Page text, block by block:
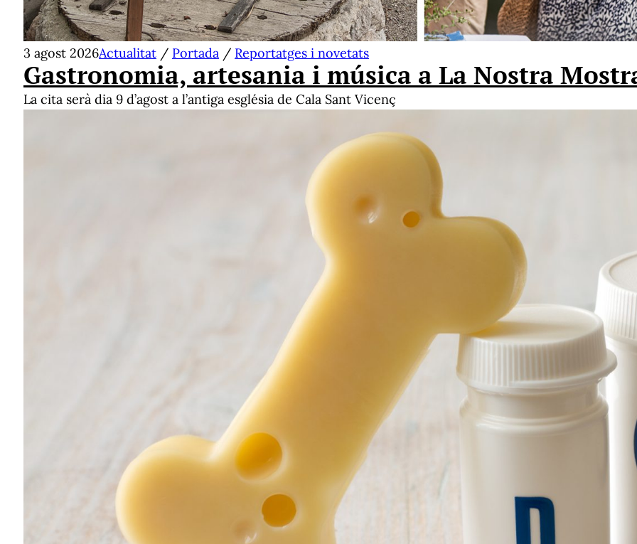
3 agost 2026Actualitat / Portada / Reportatges i novetats
Gastronomia, artesania i música a La Nostra
La cita serà dia 9 d’agost a l’antiga església de Cala Sant Vicenç